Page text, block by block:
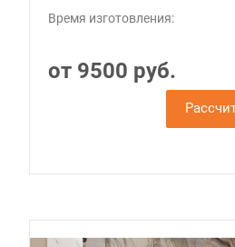
Время изготовления:
от 9500 руб.